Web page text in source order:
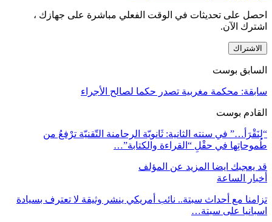
احصل على تحديثات في الوقت الفعلي مباشرة على جهازك ،
اشترك الآن.
الاشتراك
السابق بوست
سابقة: محكمة مغربية تصدر حكما لصالح الأجراء
القادم بوست
“لِنَقْرَأ…” في سنته الثانية: ثَانويّة الرحامنة التّقنيّة ترْفعُ من
طُموحاتِها في حقْلِ “القراءة والكتابة”…
قد يعجبك ايضا المزيد عن المؤلف
أخبار الساعة
تزامنا مع أحداث سبتة.. نائب أمريكي ينشر وثيقة لا تعترف بسيادة
اسبانيا على سبتة…